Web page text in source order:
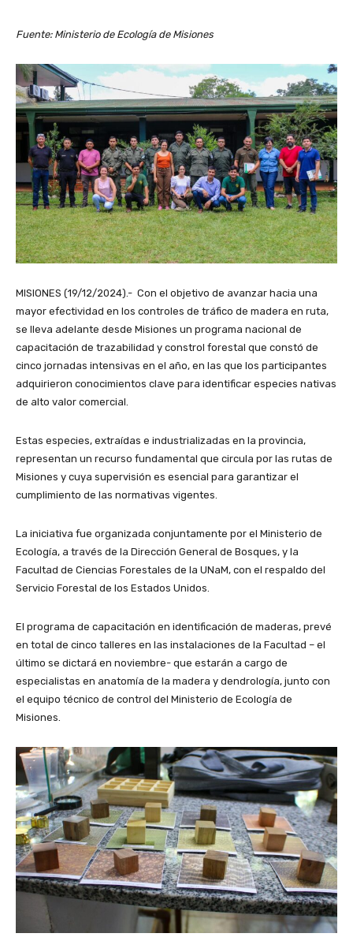
Fuente: Ministerio de Ecología de Misiones
MISIONES (19/12/2024).- Con el objetivo de avanzar hacia una
mayor efectividad en los controles de tráfico de madera en ruta,
se lleva adelante desde Misiones un programa nacional de
capacitación de trazabilidad y constrol forestal que constó de
cinco jornadas intensivas en el año, en las que los participantes
adquirieron conocimientos clave para identificar especies nativas
de alto valor comercial.
Estas especies, extraídas e industrializadas en la provincia,
representan un recurso fundamental que circula por las rutas de
Misiones y cuya supervisión es esencial para garantizar el
cumplimiento de las normativas vigentes.
La iniciativa fue organizada conjuntamente por el Ministerio de
Ecología, a través de la Dirección General de Bosques, y la
Facultad de Ciencias Forestales de la UNaM, con el respaldo del
Servicio Forestal de los Estados Unidos.
El programa de capacitación en identificación de maderas, prevé
en total de cinco talleres en las instalaciones de la Facultad – el
último se dictará en noviembre- que estarán a cargo de
especialistas en anatomía de la madera y dendrología, junto con
el equipo técnico de control del Ministerio de Ecología de
Misiones.